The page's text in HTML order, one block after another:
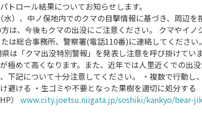
トロール結果についてお知らせします。
水）、中ノ俣地内でのクマの目撃情報に基づき、周辺
は、今後もクマの出没にご注意ください。 クマやイノ
は総合事務所、警察署(電話110番)に連絡してください。
県は「クマ出没特別警報」を発表し注意を呼び掛けてい
極めて高くなります。また、近年では人里近くでの出没
下記について十分注意してください。 ・複数で行動し
避ける ・生ゴミや不要となった果樹を適切に処分す
） www.city.joetsu.niigata.jp/soshiki/kankyo/bear-